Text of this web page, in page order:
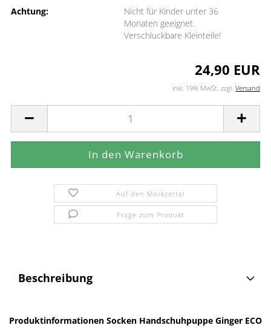
Achtung:
Nicht für Kinder unter 36
Monaten geeignet.
Verschluckbare Kleinteile!
24,90 EUR
inkl. 19% MwSt. zzgl. Versand
Auf den Merkzettel
Frage zum Produkt
Beschreibung
Produktinformationen Socken Handschuhpuppe Ginger ECO